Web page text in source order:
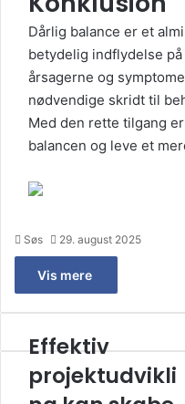
Dårlig balance er et
betydelig indflydelse
årsagerne og
nødvendige skridt til
Med den rette tilgang
balancen og leve et
Søs 29. august 2025
Vis mere
Effektiv
kan
skabe
Effektiv
projektudvikli